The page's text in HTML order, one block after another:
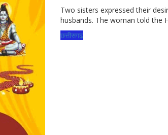
Two sisters expressed their
husbands. The woman told the
छत्तीसगढ़